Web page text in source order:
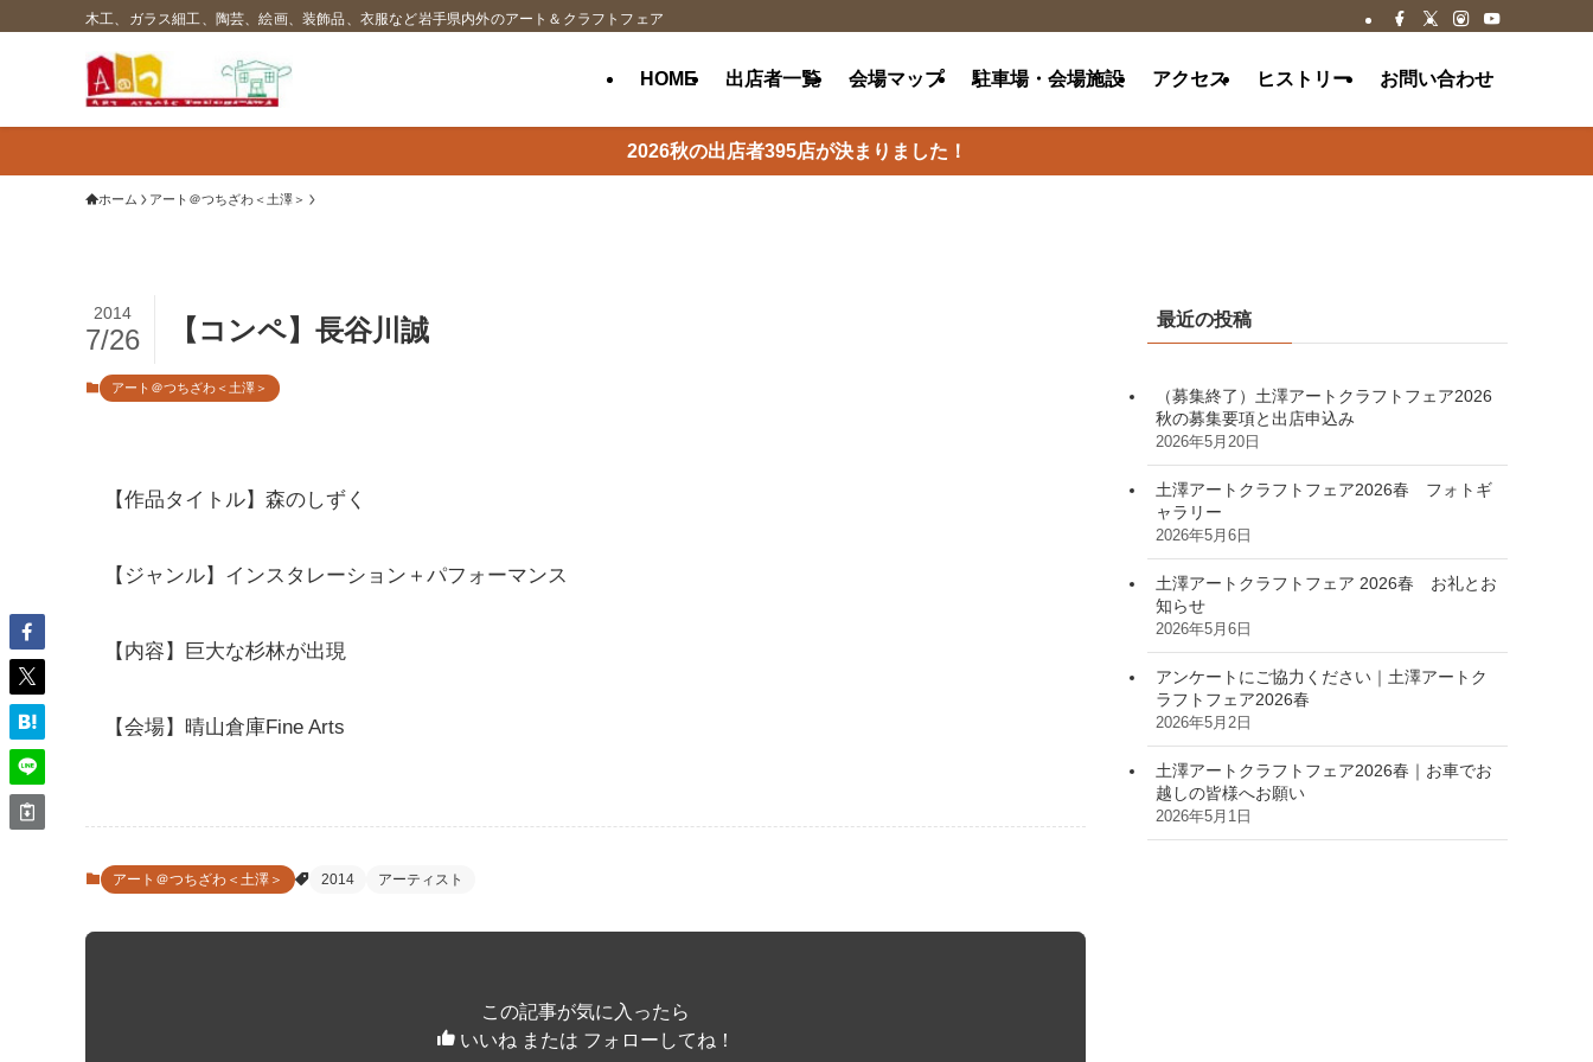
木工、ガラス細工、陶芸、絵画、装飾品、衣服など岩手県内外のアート＆クラフトフェア
HOME 出店者一覧 会場マップ 駐車場・会場施設 アクセス ヒストリー お問い合わせ
2026秋の出店者395店が決まりました！
ホーム アート＠つちざわ＜土澤＞
【コンペ】長谷川誠
2014
7/26
アート＠つちざわ＜土澤＞
【作品タイトル】森のしずく
【ジャンル】インスタレーション＋パフォーマンス
【内容】巨大な杉林が出現
【会場】晴山倉庫Fine Arts
アート＠つちざわ＜土澤＞ 2014 アーティスト
この記事が気に入ったら
いいね または フォローしてね！
最近の投稿
（募集終了）土澤アートクラフトフェア2026
秋の募集要項と出店申込み
2026年5月20日
土澤アートクラフトフェア2026春 フォトギ
ャラリー
2026年5月6日
土澤アートクラフトフェア 2026春 お礼とお
知らせ
2026年5月6日
アンケートにご協力ください｜土澤アートク
ラフトフェア2026春
2026年5月2日
土澤アートクラフトフェア2026春｜お車でお
越しの皆様へお願い
2026年5月1日